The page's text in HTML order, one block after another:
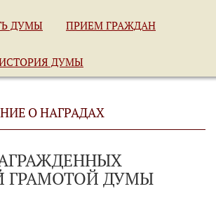
ДУМЫ ПРИЕМ ГРАЖДАН
ДУМЫ
О НАГРАДАХ
ГРАМОТОЙ ДУМЫ